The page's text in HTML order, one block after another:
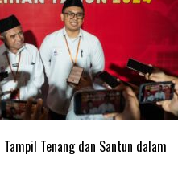
Tenang dan Santun dalam